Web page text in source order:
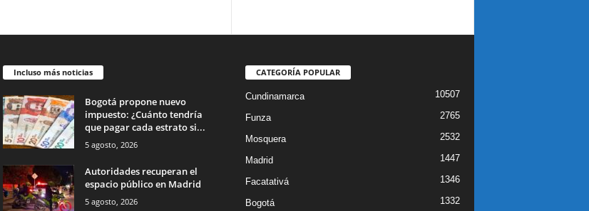
Incluso más noticias
Bogotá propone nuevo
impuesto: ¿Cuánto tendría
que pagar cada estrato si...
5 agosto, 2026
Autoridades recuperan el
espacio público en Madrid
5 agosto, 2026
CATEGORÍA POPULAR
Cundinamarca 10507
Funza 2765
Mosquera 2532
Madrid 1447
Facatativá 1346
Bogotá 1332